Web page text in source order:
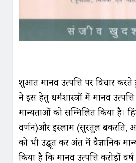
शुरुआत मानव उत्पत्ति पर विचार
ने इस हेतु धर्मशास्त्रों में मानव
मान्यताओं को सम्मिलित किया है।
वर्णन)और इस्लाम (सुरतुल
को भी उद्धृत कर अंत में वैज्ञानिक
किया है कि मानव उत्पत्ति करोड़ों